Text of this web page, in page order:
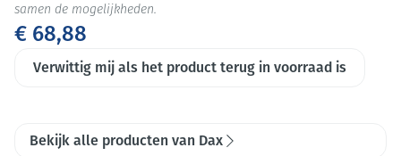
€ 68,88
Verwittig mij als het product terug in voorraad is
samen de mogelijkheden.
Bekijk alle producten van Dax